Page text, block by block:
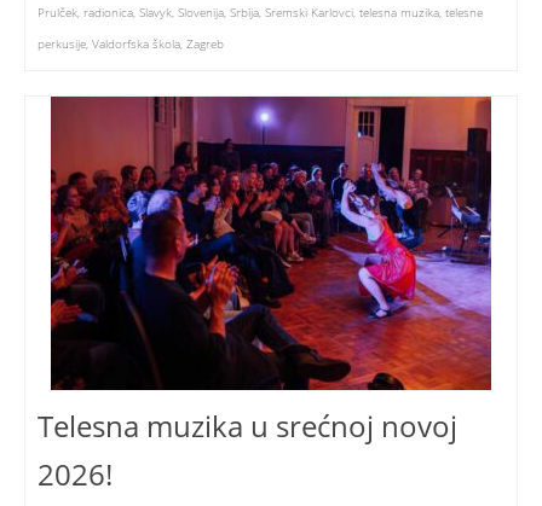
Prulček, radionica, Slavyk, Slovenija, Srbija, Sremski Karlovci, telesna muzika, telesne
perkusije, Valdorfska škola, Zagreb
Telesna muzika u srećnoj novoj
2026!